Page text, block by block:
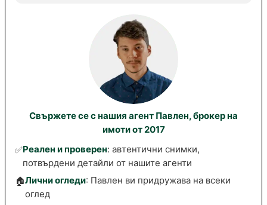
Свържете се с нашия агент Павлен, брокер на
имоти от 2017
✅Реален и проверен: автентични снимки,
потвърдени детайли от нашите агенти
🏠Лични огледи: Павлен ви придружава на всеки
оглед